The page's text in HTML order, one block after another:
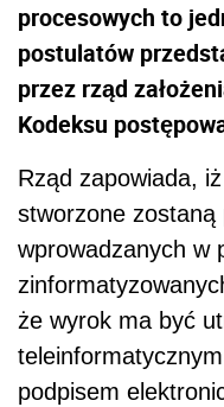
procesowych to
postulatów
przez rząd
Kodeksu
Rząd zapowiada,
stworzone
wprowadzanych w
że wyrok ma być
podpisem